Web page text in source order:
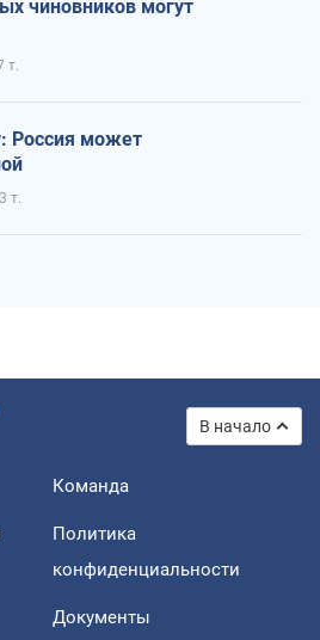
чиновников могут
т.
Россия может
т.
В начало
Команда
Политика
конфиденциальности
Документы